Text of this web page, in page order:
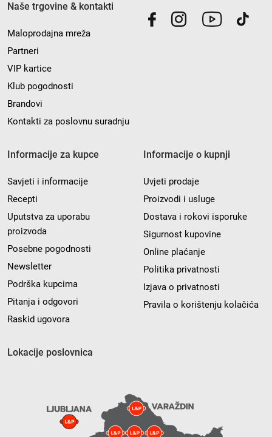
Naše trgovine & kontakti
Maloprodajna mreža
Partneri
VIP kartice
Klub pogodnosti
Brandovi
Kontakti za poslovnu suradnju
Informacije za kupce
Savjeti i informacije
Recepti
Uputstva za uporabu
proizvoda
Posebne pogodnosti
Newsletter
Podrška kupcima
Pitanja i odgovori
Raskid ugovora
Informacije o kupnji
Uvjeti prodaje
Proizvodi i usluge
Dostava i rokovi isporuke
Sigurnost kupovine
Online plaćanje
Politika privatnosti
Izjava o privatnosti
Pravila o korištenju kolačića
Lokacije poslovnica